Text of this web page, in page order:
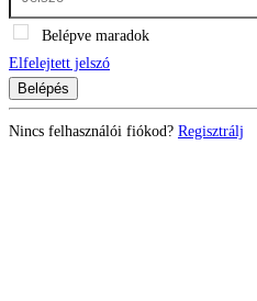
Belépve maradok
Elfelejtett jelszó
Belépés
Nincs felhasználói fiókod? Regisztrálj